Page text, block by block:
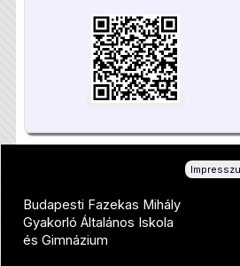
Budapesti Fazekas Mihály
Gyakorló Általános Iskola
és Gimnázium